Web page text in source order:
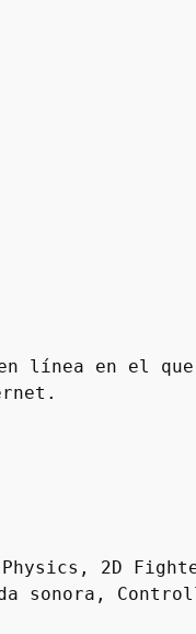
línea en el
2D
sonora,